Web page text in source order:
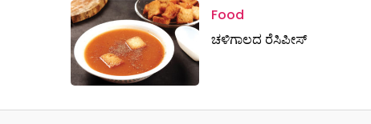
Food
ಚಳಿಗಾಲದ ರೆಸಿಪೀಸ್